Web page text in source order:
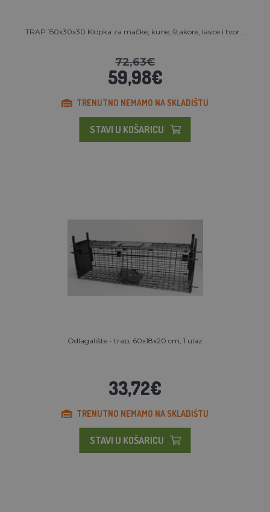
TRAP 150x30x30 Klopka za mačke, kune, štakore, lasice i tvor...
72,63€
59,98€
TRENUTNO NEMAMO NA SKLADIŠTU
STAVI U KOŠARICU
Odlagalište - trap, 60x18x20 cm, 1 ulaz
33,72€
TRENUTNO NEMAMO NA SKLADIŠTU
STAVI U KOŠARICU